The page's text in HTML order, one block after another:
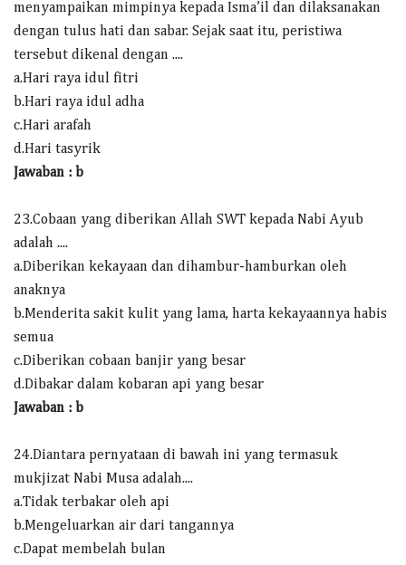
menyampaikan mimpinya kepada Isma’il dan dilaksanakan
dengan tulus hati dan sabar. Sejak saat itu, peristiwa
tersebut dikenal dengan ....
a.Hari raya idul fitri
b.Hari raya idul adha
c.Hari arafah
d.Hari tasyrik
Jawaban : b
23.Cobaan yang diberikan Allah SWT kepada Nabi Ayub
adalah ....
a.Diberikan kekayaan dan dihambur-hamburkan oleh
anaknya
b.Menderita sakit kulit yang lama, harta kekayaannya habis
semua
c.Diberikan cobaan banjir yang besar
d.Dibakar dalam kobaran api yang besar
Jawaban : b
24.Diantara pernyataan di bawah ini yang termasuk
mukjizat Nabi Musa adalah....
a.Tidak terbakar oleh api
b.Mengeluarkan air dari tangannya
c.Dapat membelah bulan